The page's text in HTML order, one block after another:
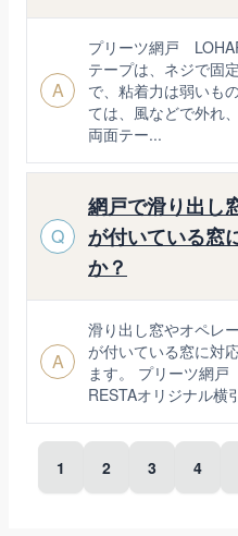
A
プリーツ網戸
テープは、ネジで固
で、粘着力は弱いも
ては、風などで外れ
両面テー...
Q
網戸で滑り出し
が付いている窓
か？
A
滑り出し窓やオペレ
が付いている窓に対
ます。 プリーツ網戸
RESTAオリジナル横
1 2 3 4